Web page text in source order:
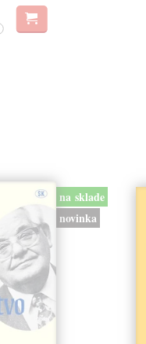
na sklade
novinka